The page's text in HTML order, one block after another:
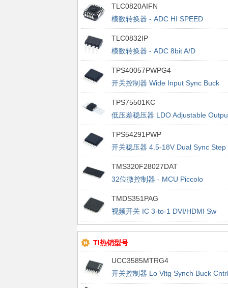
TLC0820AIFN
模数转换器 - ADC HI SPEED
SEMIFLASH 8 BIT A/D PARALEL
TLC0832IP
模数转换器 - ADC 8bit A/D
TPS40057PWPG4
开关控制器 Wide Input Sync Buck
src/sink w/prebias
TPS75501KC
低压差稳压器 LDO Adjustable
5A
TPS54291PWP
开关稳压器 4.5-18V Dual Sync Step
Down Converter
TMS320F28027DAT
32位微控制器 - MCU Piccolo
Microcntrlr
TMDS351PAG
视频开关 IC 3-to-1 DVI/HDMI Sw
TI热销型号
UCC3585MTRG4
开关控制器 Lo Vltg Synch Buck